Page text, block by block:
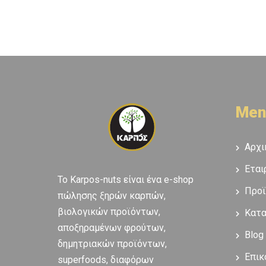
To Karpos-nuts είναι ένα e-shop
πώλησης ξηρών καρπών,
βιολογικών προϊόντων,
αποξηραμένων φρούτων,
δημητριακών προϊόντων,
superfoods, διαφόρων
Blog